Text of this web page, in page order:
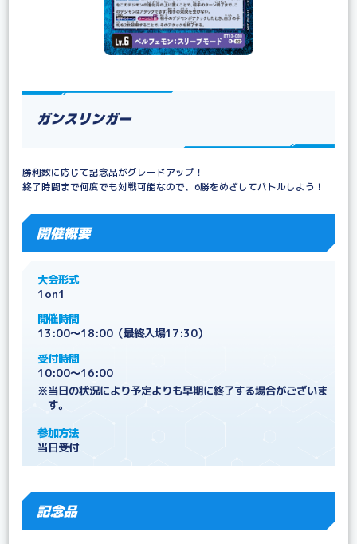
ガンスリンガー
勝利数に応じて記念品がグレードアップ！
終了時間まで何度でも対戦可能なので、6勝をめざしてバトルしよう！
開催概要
大会形式
1on1
開催時間
13:00～18:00（最終入場17:30）
受付時間
10:00～16:00
※当日の状況により予定よりも早期に終了する場合がございま
す。
参加方法
当日受付
記念品